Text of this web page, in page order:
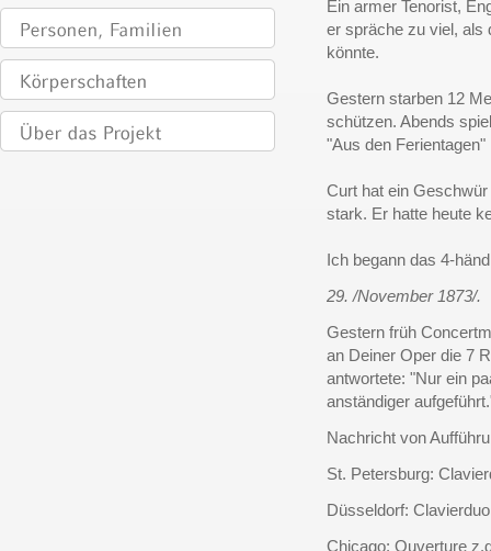
Ein armer Tenorist,
er spräche zu viel, als
könnte.
Gestern starben 12
schützen. Abends
"Aus den Ferientagen"
Curt hat ein
stark. Er hatte heute
Ich begann das 4-
29. /November 1873/.
Gestern früh
an Deiner Oper die 7
antwortete: "Nur ein
anständiger
Nachricht von
St. Petersburg:
Düsseldorf:
Chicago: Ouverture